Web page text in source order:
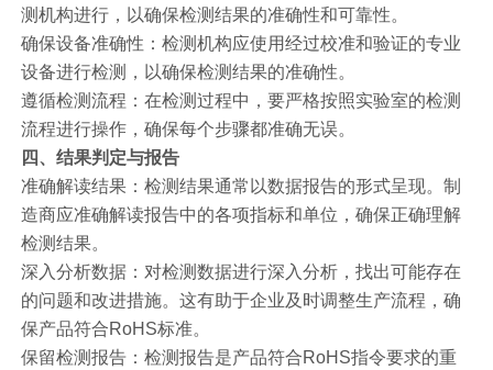
测机构进行，以确保检测结果的准确性和可靠性。
确保设备准确性：检测机构应使用经过校准和验证的专业
设备进行检测，以确保检测结果的准确性。
遵循检测流程：在检测过程中，要严格按照实验室的检测
流程进行操作，确保每个步骤都准确无误。
四、结果判定与报告
准确解读结果：检测结果通常以数据报告的形式呈现。制
造商应准确解读报告中的各项指标和单位，确保正确理解
检测结果。
深入分析数据：对检测数据进行深入分析，找出可能存在
的问题和改进措施。这有助于企业及时调整生产流程，确
保产品符合RoHS标准。
保留检测报告：检测报告是产品符合RoHS指令要求的重